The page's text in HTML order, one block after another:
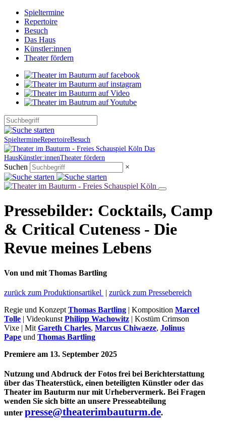
Spieltermine
Repertoire
Besuch
Das Haus
Künstler:innen
Theater fördern
SpieltermineRepertoireBesuch
Das
HausKünstler:innenTheater fördern
Suchen ×
Pressebilder: Cocktails, Camp
& Critical Cuteness - Die
Revue meines Lebens
Von und mit Thomas Bartling
zurück zum Produktionsartikel | zurück zum Pressebereich
Regie und Konzept Thomas Bartling | Komposition Marcel
Tolle | Videokunst Philipp Wachowitz | Kostüm Crimson
Vixe | Mit Gareth Charles, Marcus Chiwaeze, Jolinus
Pape und Thomas Bartling
Premiere am 13. September 2025
Nutzung und Abdruck der Fotos frei bei Berichterstattung
über das Theaterstück, einen beteiligten Künstler oder das
Theater im Bauturm nur mit Urhebervermerk. Bei Fragen
wenden Sie sich bitte an unsere Presseabteilung
unter presse@theaterimbauturm.de.